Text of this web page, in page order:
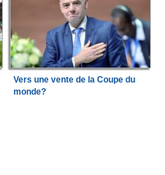
Vers une vente de la Coupe du
monde?